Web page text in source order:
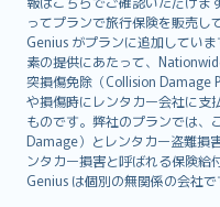
ってプランで旅行保険を販売し
Genius がプランに追加してい
素の提供にあたって、
突損傷免除（Collision Damage
や損傷時にレンタカー会社に支
ものです。弊社のプランでは、
Damage）とレンタカー盗難損
ンタカー損害と呼ばれる保険
Genius は個別の無関係の会社